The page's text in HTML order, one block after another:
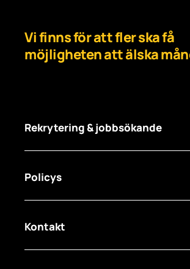
Vi finns för att fler ska få
möjligheten att älska
Rekrytering & jobbsökande
För arbetsgivare
För jobbsökare
Jobba hos oss
Policys
Synpunkter och Klagomål
Visselblåsartjänst
Kontakt